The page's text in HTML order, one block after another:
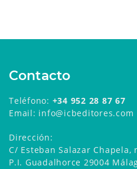
Contacto
Teléfono: +34 952 28 87 67
Email: info@icbeditores.com
Dirección:
C/ Esteban Salazar Chapela,
P.I. Guadalhorce 29004